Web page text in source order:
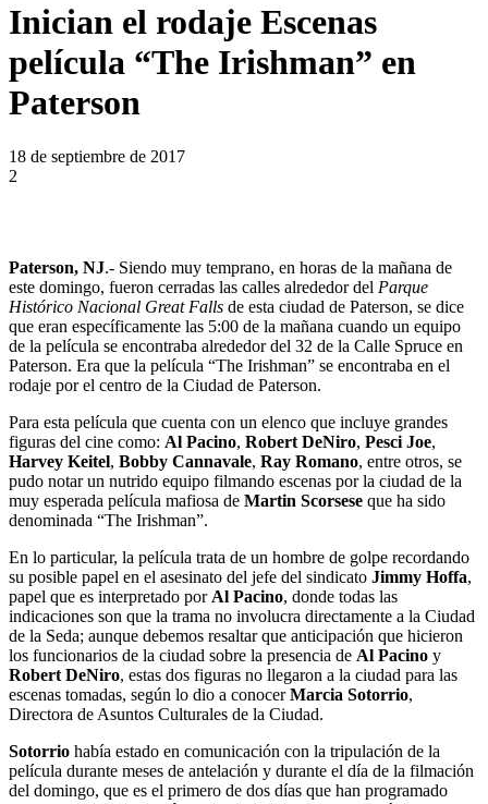
Inician el rodaje Escenas
película “The Irishman” en
Paterson
18 de septiembre de 2017
2
Paterson, NJ.- Siendo muy temprano, en horas de la mañana de
este domingo, fueron cerradas las calles alrededor del Parque
Histórico Nacional Great Falls de esta ciudad de Paterson, se dice
que eran específicamente las 5:00 de la mañana cuando un equipo
de la película se encontraba alrededor del 32 de la Calle Spruce en
Paterson. Era que la película “The Irishman” se encontraba en el
rodaje por el centro de la Ciudad de Paterson.
Para esta película que cuenta con un elenco que incluye grandes
figuras del cine como: Al Pacino, Robert DeNiro, Pesci Joe,
Harvey Keitel, Bobby Cannavale, Ray Romano, entre otros, se
pudo notar un nutrido equipo filmando escenas por la ciudad de la
muy esperada película mafiosa de Martin Scorsese que ha sido
denominada “The Irishman”.
En lo particular, la película trata de un hombre de golpe recordando
su posible papel en el asesinato del jefe del sindicato Jimmy Hoffa,
papel que es interpretado por Al Pacino, donde todas las
indicaciones son que la trama no involucra directamente a la Ciudad
de la Seda; aunque debemos resaltar que anticipación que hicieron
los funcionarios de la ciudad sobre la presencia de Al Pacino y
Robert DeNiro, estas dos figuras no llegaron a la ciudad para las
escenas tomadas, según lo dio a conocerMarcia Sotorrio,
Directora de Asuntos Culturales de la Ciudad.
Sotorrio había estado en comunicación con la tripulación de la
película durante meses de antelación y durante el día de la filmación
del domingo, que es el primero de dos días que han programado